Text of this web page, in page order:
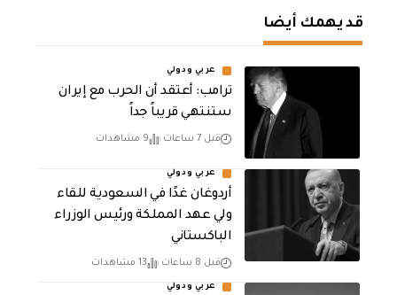
قد يهمك أيضا
عربي ودولي
‏ترامب: أعتقد أن الحرب مع إيران
ستنتهي قريباً جداً
قبل 7 ساعات 9 مشاهدات
عربي ودولي
أردوغان غدًا في السعودية للقاء
ولي عهد المملكة ورئيس الوزراء
الباكستاني
قبل 8 ساعات 13 مشاهدات
عربي ودولي